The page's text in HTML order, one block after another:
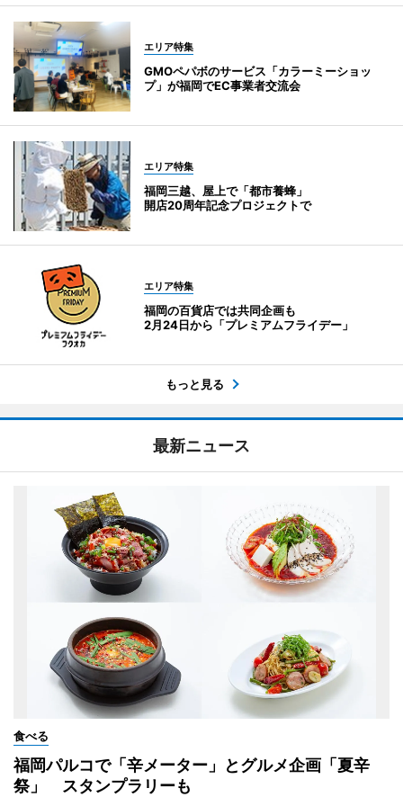
エリア特集
GMOペパボのサービス「カラーミーショッ
プ」が福岡でEC事業者交流会
エリア特集
福岡三越、屋上で「都市養蜂」
開店20周年記念プロジェクトで
エリア特集
福岡の百貨店では共同企画も
2月24日から「プレミアムフライデー」
もっと見る
最新ニュース
食べる
福岡パルコで「辛メーター」とグルメ企画「夏辛
祭」 スタンプラリーも